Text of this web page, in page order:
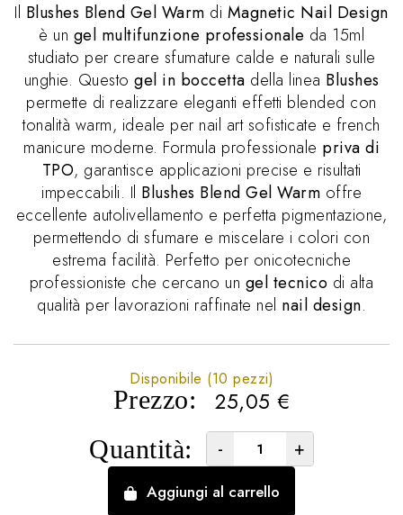
Il Blushes Blend Gel Warm di Magnetic Nail Design
è un gel multifunzione professionale da 15ml
studiato per creare sfumature calde e naturali sulle
unghie. Questo gel in boccetta della linea Blushes
permette di realizzare eleganti effetti blended con
tonalità warm, ideale per nail art sofisticate e french
manicure moderne. Formula professionale priva di
TPO, garantisce applicazioni precise e risultati
impeccabili. Il Blushes Blend Gel Warm offre
eccellente autolivellamento e perfetta pigmentazione,
permettendo di sfumare e miscelare i colori con
estrema facilità. Perfetto per onicotecniche
professioniste che cercano un gel tecnico di alta
qualità per lavorazioni raffinate nel nail design.
Prezzo: 25,05 €
Disponibile (10 pezzi)
Quantità: - +
Aggiungi al carrello